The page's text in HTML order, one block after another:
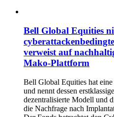
Bell Global Equities
verweist auf
Mako-Plattform
Bell Global Equities hat
und nennt dessen
dezentralisierte Modell und
die Nachfrage nach